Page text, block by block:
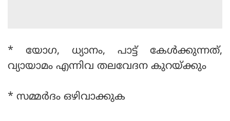
* യോഗ, ധ്യാനം, പാട്ട് കേൾക്കുന്നത്,
വ്യായാമം എന്നിവ തലവേദന കുറയ്ക്കും
* സമ്മർദം ഒഴിവാക്കുക